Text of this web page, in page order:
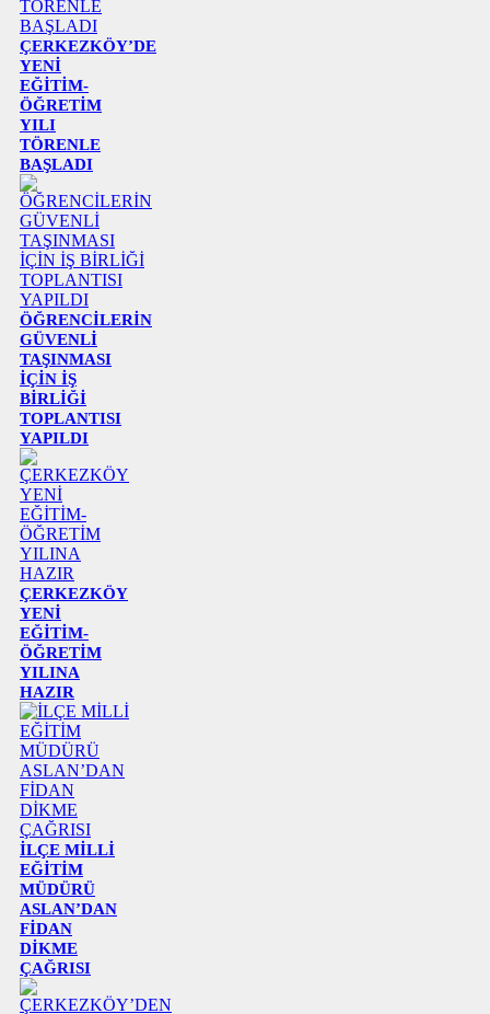
ÇERKEZKÖY’DE
YENİ
EĞİTİM-
ÖĞRETİM
YILI
TÖRENLE
BAŞLADI
ÖĞRENCİLERİN
GÜVENLİ
TAŞINMASI
İÇİN İŞ
BİRLİĞİ
TOPLANTISI
YAPILDI
ÇERKEZKÖY
YENİ
EĞİTİM-
ÖĞRETİM
YILINA
HAZIR
İLÇE MİLLİ
EĞİTİM
MÜDÜRÜ
ASLAN’DAN
FİDAN
DİKME
ÇAĞRISI